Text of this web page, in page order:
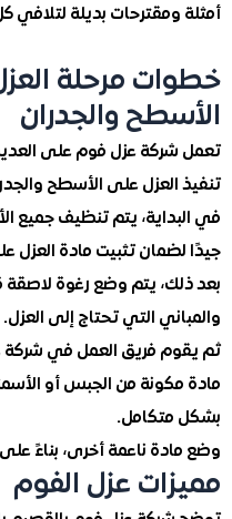
بديلة لتلافي كل هذه
مرحلة العزل
والجدران
عزل فوم على العديد من
على الأسطح والجدران.
يتم تنظيف جميع الأسطح
تثبيت مادة العزل على
يتم وضع رغوة لاصقة قوية
التي تحتاج إلى العزل.
فريق العمل في شركة عزل
من الجبس أو الأسمنت
ناعمة أخرى، بناءً على ضغط
عزل الفوم